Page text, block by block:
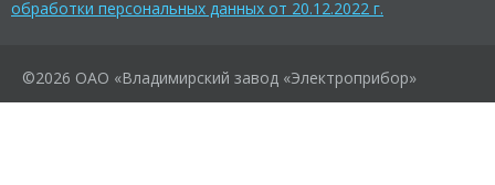
обработки персональных данных от 20.12.2022 г.
©2026 ОАО «Владимирский завод «Электроприбор»